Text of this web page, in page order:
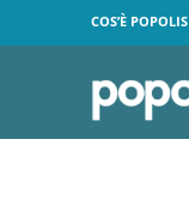
COS’È POPOLIS